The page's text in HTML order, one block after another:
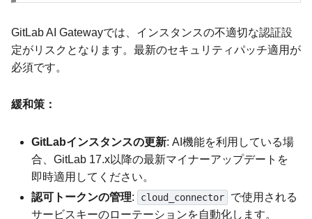
GitLab AI Gatewayでは、インスタンスの不適切な認証設
定がリスクとなります。最新のセキュリティパッチ適用が
必須です。
緩和策：
GitLabインスタンスの更新: AI機能を利用している場
合、GitLab 17.x以降の最新マイナーアップデートを
即時適用してください。
認可トークンの管理: cloud_connector
で使用される
サービスキーのローテーションを自動化します。